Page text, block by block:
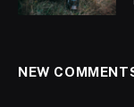
NEW